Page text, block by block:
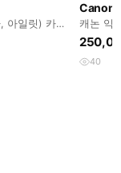
아일릿) 카시
골드
Canon
캐논 익
40